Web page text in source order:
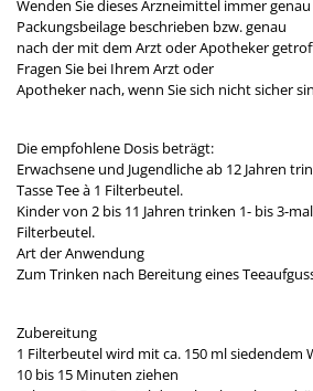
Wenden Sie dieses Arzneimittel immer
Packungsbeilage beschrieben bzw. genau
nach der mit dem Arzt oder Apotheker
Fragen Sie bei Ihrem Arzt oder
Apotheker nach, wenn Sie sich nicht sicher
Die empfohlene Dosis beträgt:
Erwachsene und Jugendliche ab 12 Jahren
Tasse Tee à 1 Filterbeutel.
Kinder von 2 bis 11 Jahren trinken 1- bis 3-
Filterbeutel.
Art der Anwendung
Zum Trinken nach Bereitung eines
Zubereitung
1 Filterbeutel wird mit ca. 150 ml siedendem
10 bis 15 Minuten ziehen